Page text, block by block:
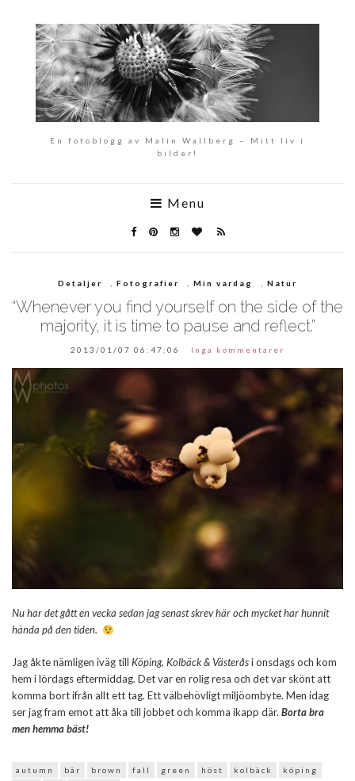
En fotoblogg av Malin Wallberg – Mitt liv i
bilder!
Menu
Detaljer Fotografier Min vardag Natur
“Whenever you find yourself on the side of the
majority, it is time to pause and reflect.”
2013/01/07 06:47:06 Inga kommentarer
Nu har det gått en vecka sedan jag senast skrev här och mycket har hunnit
hända på den tiden.
Jag åkte nämligen iväg till Köping, Kolbäck & Västeråsi onsdags och kom
hem i lördags eftermiddag. Det var en rolig resa och det var skönt att
komma bort ifrån allt ett tag. Ett välbehövligt miljöombyte. Men idag
ser jag fram emot att åka till jobbet och komma ikapp där. Borta bra
men hemma bäst!
autumn bär brown fall green höst kolbäck
köping